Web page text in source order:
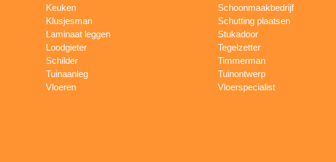
Keuken
Klusjesman
Laminaat leggen
Loodgieter
Schilder
Tuinaanleg
Vloeren
Schoonmaakbedrijf
Schutting plaatsen
Stukadoor
Tegelzetter
Timmerman
Tuinontwerp
Vloerspecialist